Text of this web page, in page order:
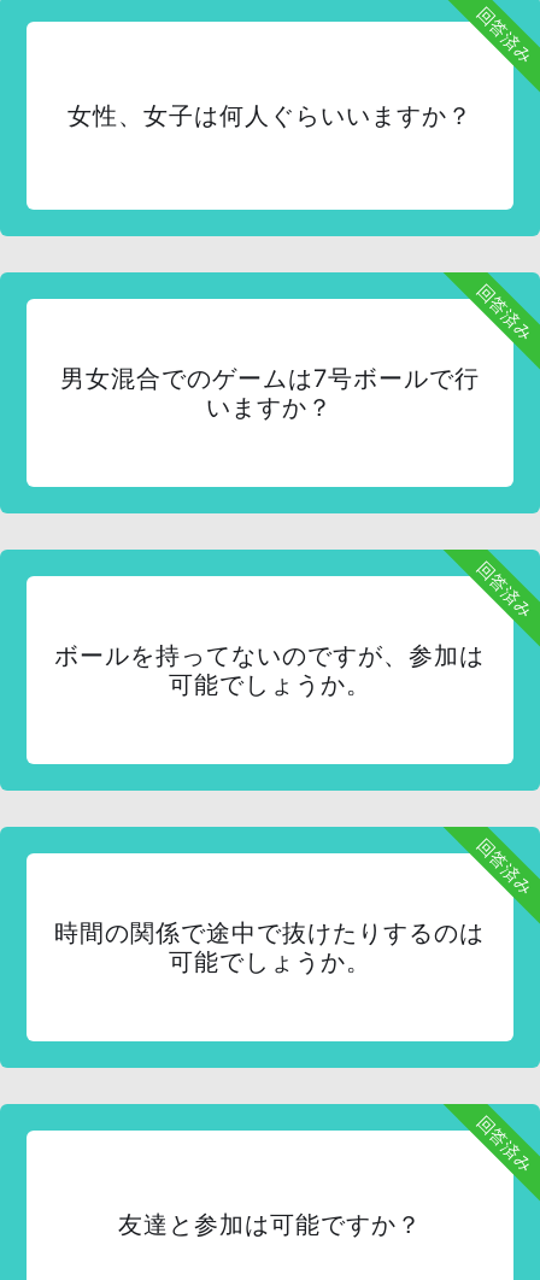
回答済み
女性、女子は何人ぐらいいますか？
回答済み
男女混合でのゲームは7号ボールで行
いますか？
回答済み
ボールを持ってないのですが、参加は
可能でしょうか。
回答済み
時間の関係で途中で抜けたりするのは
可能でしょうか。
回答済み
友達と参加は可能ですか？